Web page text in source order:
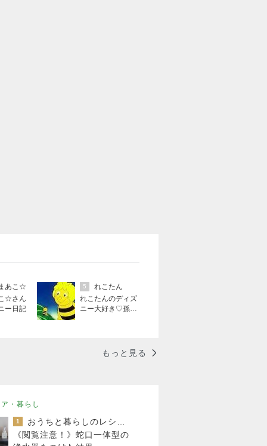
あこ☆
☆さん
ー日記
5
れこたん
れこたんのディズ
ニー大好き♡孫4
もっと見る
・暮らし
1
《閲覧注意！》蛇口一体型の